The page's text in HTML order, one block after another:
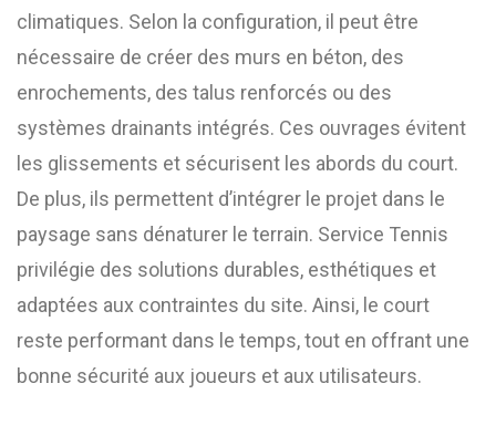
climatiques. Selon la configuration, il peut être
nécessaire de créer des murs en béton, des
enrochements, des talus renforcés ou des
systèmes drainants intégrés. Ces ouvrages évitent
les glissements et sécurisent les abords du court.
De plus, ils permettent d’intégrer le projet dans le
paysage sans dénaturer le terrain. Service Tennis
privilégie des solutions durables, esthétiques et
adaptées aux contraintes du site. Ainsi, le court
reste performant dans le temps, tout en offrant une
bonne sécurité aux joueurs et aux utilisateurs.